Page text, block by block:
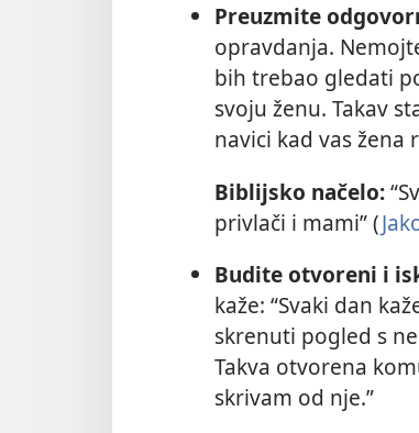
Preuzmite
opravdanja.
bih trebao gledati
svoju ženu. Takav
navici kad vas žena
Biblijsko načelo:
privlači i mami” (
Budite otvoreni i
kaže: “Svaki dan
skrenuti pogled s
Takva otvorena
skrivam od nje.”